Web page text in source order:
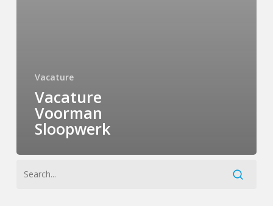
Vacature
Vacature
Voorman
Sloopwerk